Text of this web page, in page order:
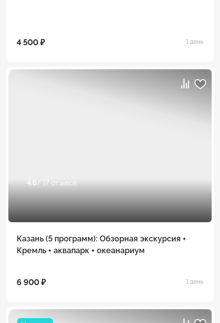
4 500 ₽ 1 день
4.6/ 17 отзывов
Казань (5 программ): Обзорная экскурсия +
Кремль + аквапарк + океанариум
6 900 ₽ 1 день